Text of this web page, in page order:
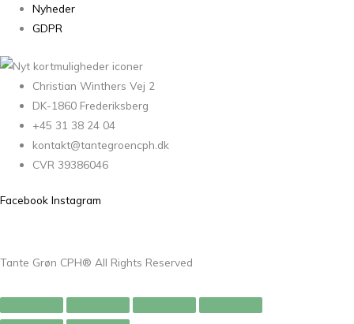
Nyheder
GDPR
Christian Winthers Vej 2
DK-1860 Frederiksberg
+45 31 38 24 04
kontakt@tantegroencph.dk
CVR 39386046
Facebook Instagram
Tante Grøn CPH® All Rights Reserved